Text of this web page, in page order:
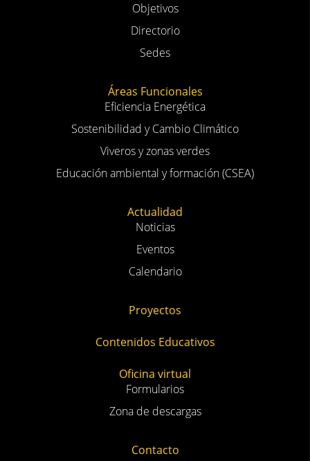
Objetivos
Directorio
Sedes
Áreas Funcionales
Eficiencia Energética
Sostenibilidad y Cambio Climático
Viveros y zonas verdes
Educación ambiental y formación (CSEA)
Actualidad
Noticias
Eventos
Calendario
Proyectos
Contenidos Educativos
Oficina virtual
Formularios
Zona de descargas
Contacto